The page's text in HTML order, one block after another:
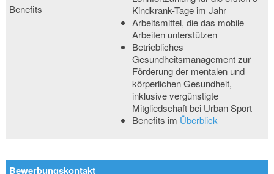
Benefits
Kindkrank-Tage im Jahr
Arbeitsmittel, die das mobile
Arbeiten unterstützen
Betriebliches
Gesundheitsmanagement zur
Förderung der mentalen und
körperlichen Gesundheit,
inklusive vergünstigte
Mitgliedschaft bei Urban Sport
Benefits im Überblick
Bewerbungskontakt